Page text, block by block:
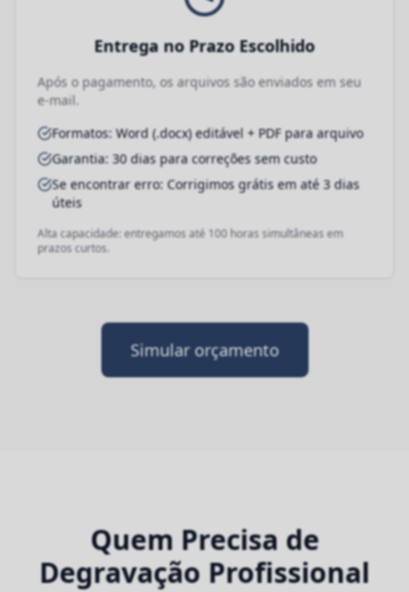
Entrega no Prazo Escolhido
Após o pagamento, os arquivos são enviados em seu
e-mail.
Formatos: Word (.docx) editável + PDF para arquivo
Garantia: 30 dias para correções sem custo
Se encontrar erro: Corrigimos grátis em até 3 dias
úteis
Alta capacidade: entregamos até 100 horas simultâneas em
prazos curtos.
Simular orçamento
Quem Precisa de
Degravação Profissional